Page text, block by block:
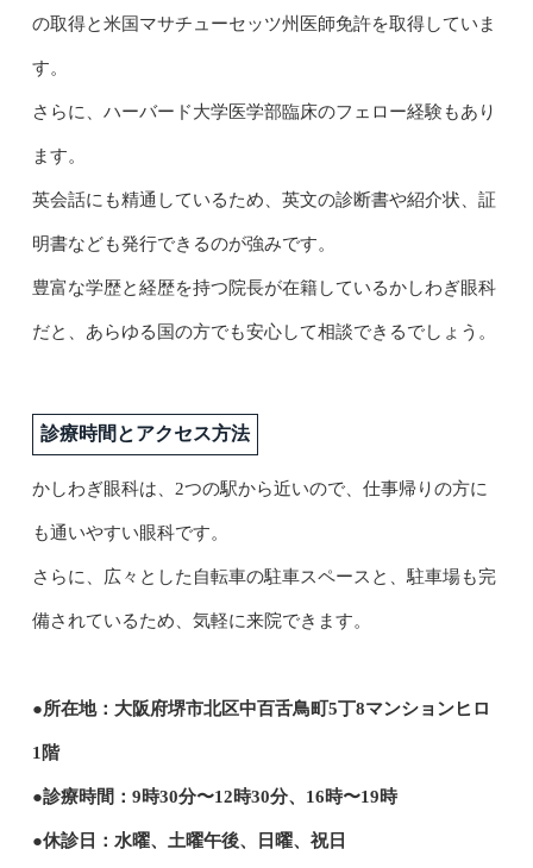
の取得と米国マサチューセッツ州医師免許を取得していま
す。
さらに、ハーバード大学医学部臨床のフェロー経験もあり
ます。
英会話にも精通しているため、英文の診断書や紹介状、証
明書なども発行できるのが強みです。
豊富な学歴と経歴を持つ院長が在籍しているかしわぎ眼科
だと、あらゆる国の方でも安心して相談できるでしょう。
診療時間とアクセス方法
かしわぎ眼科は、2つの駅から近いので、仕事帰りの方に
も通いやすい眼科です。
さらに、広々とした自転車の駐車スペースと、駐車場も完
備されているため、気軽に来院できます。
●所在地：大阪府堺市北区中百舌鳥町5丁8マンションヒロ
1階
●診療時間：9時30分〜12時30分、16時〜19時
●休診日：水曜、土曜午後、日曜、祝日